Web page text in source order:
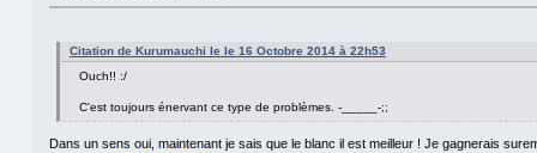
Citation de Kurumauchi le le 16 Octobre 2014 à 22h53
Ouch!! :/
C'est toujours énervant ce type de problèmes. -_____-;;
Dans un sens oui, maintenant je sais que le blanc il est meilleur ! Je gagnerais